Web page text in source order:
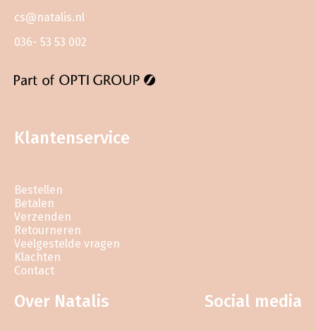
cs@natalis.nl
036- 53 53 002
Klantenservice
Bestellen
Betalen
Verzenden
Retourneren
Veelgestelde vragen
Klachten
Contact
Over Natalis Social media